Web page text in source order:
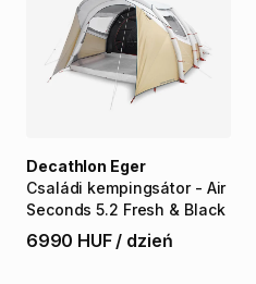
Családi kempingsátor - Air
Seconds 5.2 Fresh & Black
Decathlon Eger
6990 HUF / dzień